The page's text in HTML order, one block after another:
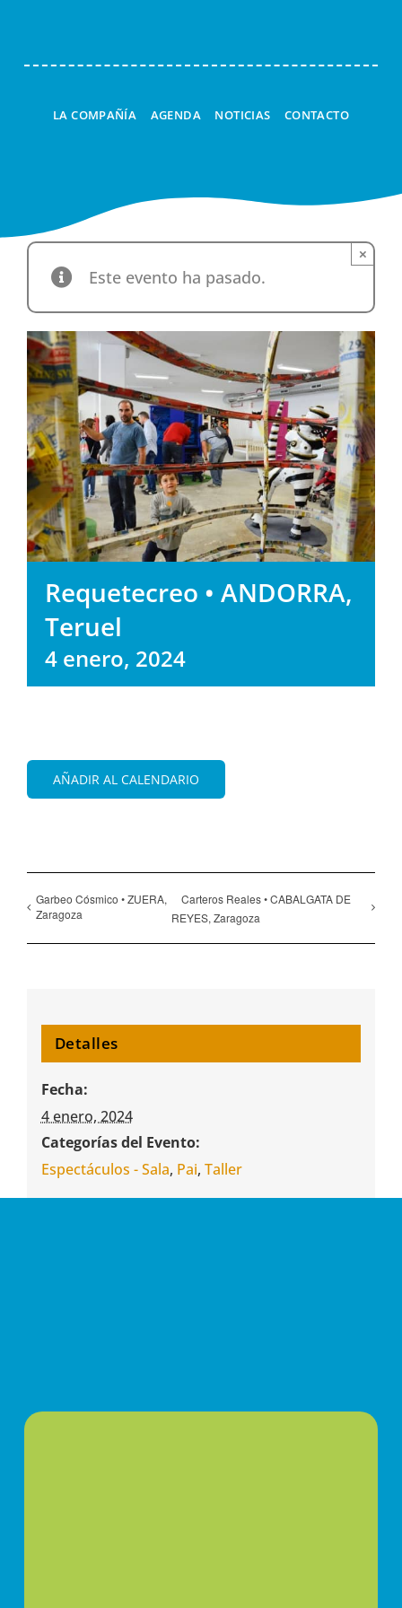
LA COMPAÑÍA AGENDA NOTICIAS CONTACTO
Este evento ha pasado.
×
Requetecreo • ANDORRA,
Teruel
4 enero, 2024
AÑADIR AL CALENDARIO
Garbeo Cósmico • ZUERA,
Zaragoza
Carteros Reales • CABALGATA DE
REYES, Zaragoza
Detalles
Fecha:
4 enero, 2024
Categorías del Evento:
Espectáculos - Sala, Pai, Taller